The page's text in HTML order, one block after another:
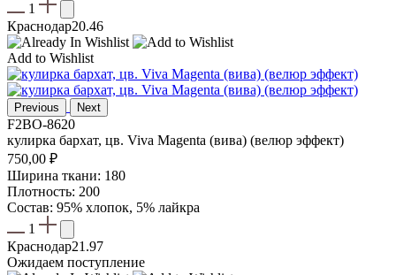
1
Краснодар20.46
Add to Wishlist
Previous Next
F2BO-8620
кулирка бархат, цв. Viva Magenta (вива) (велюр эффект)
750,00 ₽
Ширина ткани: 180
Плотность: 200
Состав: 95% хлопок, 5% лайкра
1
Краснодар21.97
Ожидаем поступление